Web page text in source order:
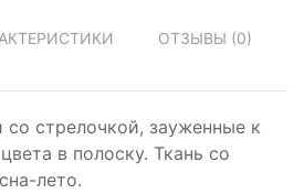
ОТЗЫВЫ (0)
стрелочкой, зауженные к
в полоску. Ткань со
лето.